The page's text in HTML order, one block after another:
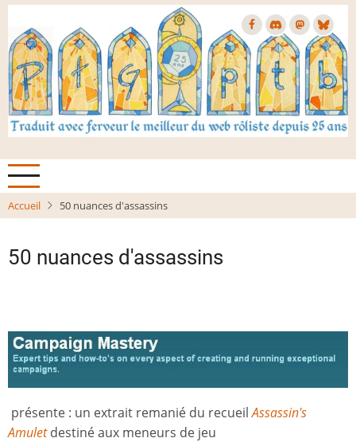
Aller
contenu
principal
Accueil 50 nuances d'assassins
50 nuances d'assassins
présente : un extrait remanié du recueilAssassin's
Amuletdestiné aux meneurs de jeu